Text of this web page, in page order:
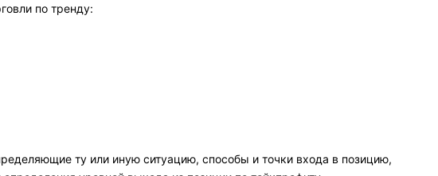
по тренду:
ту или иную ситуацию, способы и точки входа в позицию,